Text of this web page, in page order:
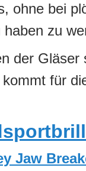
ohne bei
haben zu
der
für
Jaw